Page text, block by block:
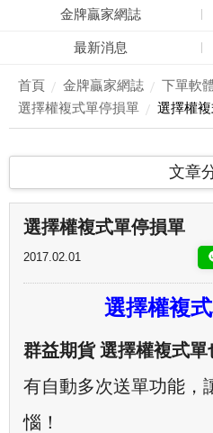
金牌贏家網誌
最新消息
首頁 金牌贏家網誌 下單軟
選擇權複式單停損單
選擇權
文章
選擇權複式單停損單
2017.02.01
選擇權複
群益期貨 選擇權複式
有自動多次送單功能，
惱！